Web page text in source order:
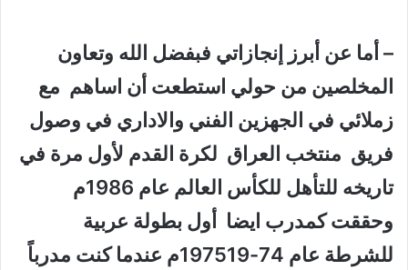
– أما عن أبرز إنجازاتي فبفضل الله وتعاون
المخلصين من حولي استطعت أن اساهم مع
زملائي في الجهزين الفني والاداري في وصول
فريق منتخب العراق لكرة القدم لأول مرة في
تاريخه للتأهل للكأس العالم عام 1986م
وحققت كمدرب ايضا أول بطولة عربية
للشرطة عام 74-1975
19م عندما كنت مدرباً